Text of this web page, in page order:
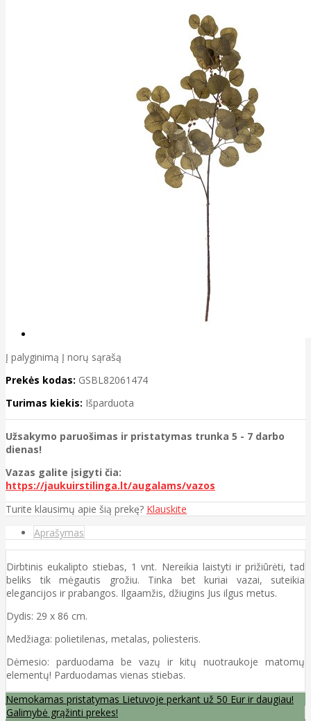
Į palyginimą Į norų sąrašą
Prekės kodas: GSBL82061474
Turimas kiekis: Išparduota
Užsakymo paruošimas ir pristatymas trunka 5 - 7 darbo
dienas!
Vazas galite įsigyti čia:
https://jaukuirstilinga.lt/augalams/vazos
Turite klausimų apie šią prekę? Klauskite
Aprašymas
Dirbtinis eukalipto stiebas, 1 vnt. Nereikia laistyti ir prižiūrėti, tad
beliks tik mėgautis grožiu. Tinka bet kuriai vazai, suteikia
elegancijos ir prabangos. Ilgaamžis, džiugins Jus ilgus metus.
Dydis: 29 x 86 cm.
Medžiaga: polietilenas, metalas, poliesteris.
Dėmesio: parduodama be vazų ir kitų nuotraukoje matomų
elementų! Parduodamas vienas stiebas.
Nemokamas pristatymas Lietuvoje perkant už 50 Eur ir daugiau!
Galimybė grąžinti prekes!